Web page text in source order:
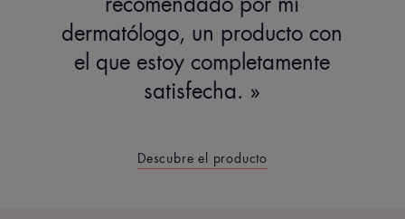
dermatólogo, un producto con
el que estoy completamente
satisfecha.
Descubre el producto